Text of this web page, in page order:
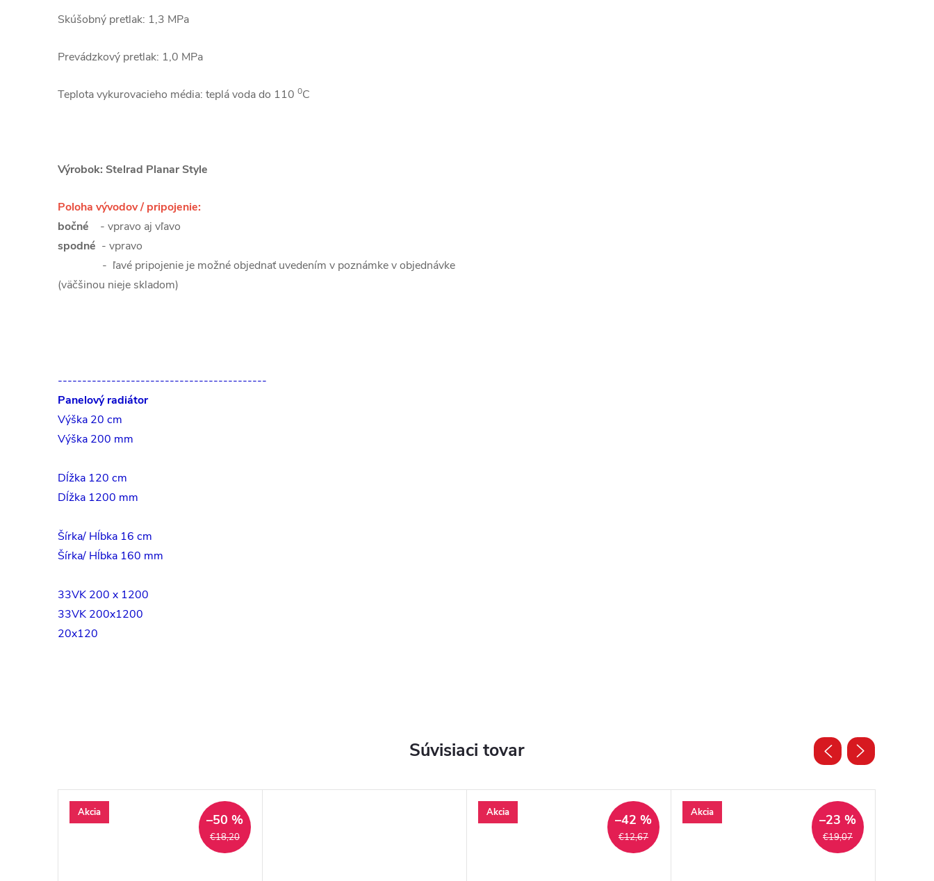
Skúšobný pretlak: 1,3 MPa
Prevádzkový pretlak: 1,0 MPa
Teplota vykurovacieho média: teplá voda do 110 0C
Výrobok: Stelrad Planar Style
Poloha vývodov / pripojenie:
bočné - vpravo aj vľavo
spodné - vpravo
- ľavé pripojenie je možné objednať uvedením v poznámke v objednávke
(väčšinou nieje skladom)
-------------------------------------------
Panelový radiátor
Výška 20 cm
Výška 200 mm
Dĺžka 120 cm
Dĺžka 1200 mm
Šírka/ Hĺbka 16 cm
Šírka/ Hĺbka 160 mm
33VK 200 x 1200
33VK 200x1200
20x120
Súvisiaci tovar
Akcia
€18,20
–50 % Akcia
€12,67
–42 % Akcia
€19,07
–23 %